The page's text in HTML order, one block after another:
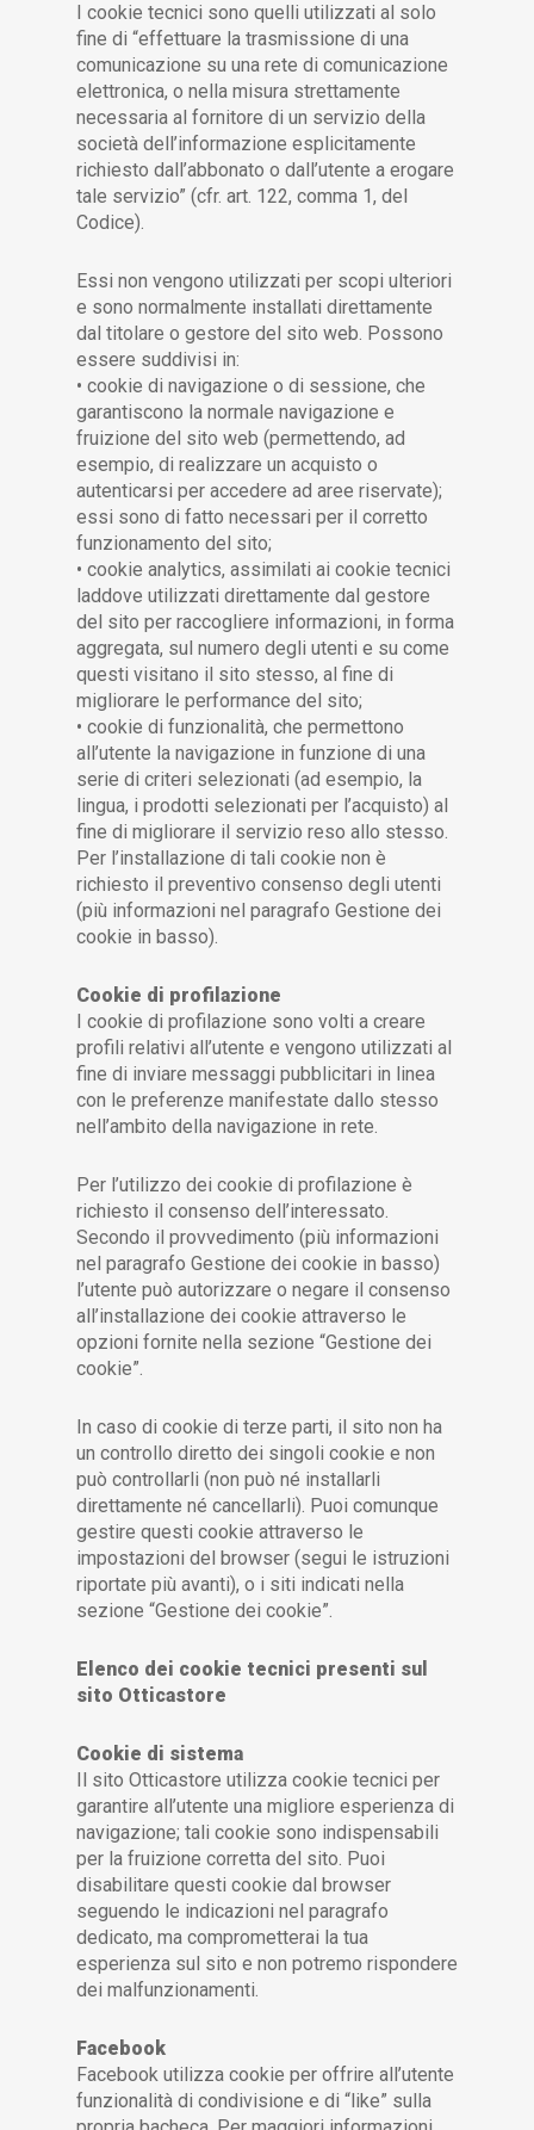
I cookie tecnici sono quelli utilizzati al solo
fine di “effettuare la trasmissione di una
comunicazione su una rete di comunicazione
elettronica, o nella misura strettamente
necessaria al fornitore di un servizio della
società dell’informazione esplicitamente
richiesto dall’abbonato o dall’utente a erogare
tale servizio” (cfr. art. 122, comma 1, del
Codice).
Essi non vengono utilizzati per scopi ulteriori
e sono normalmente installati direttamente
dal titolare o gestore del sito web. Possono
essere suddivisi in:
• cookie di navigazione o di sessione, che
garantiscono la normale navigazione e
fruizione del sito web (permettendo, ad
esempio, di realizzare un acquisto o
autenticarsi per accedere ad aree riservate);
essi sono di fatto necessari per il corretto
funzionamento del sito;
• cookie analytics, assimilati ai cookie tecnici
laddove utilizzati direttamente dal gestore
del sito per raccogliere informazioni, in forma
aggregata, sul numero degli utenti e su come
questi visitano il sito stesso, al fine di
migliorare le performance del sito;
• cookie di funzionalità, che permettono
all’utente la navigazione in funzione di una
serie di criteri selezionati (ad esempio, la
lingua, i prodotti selezionati per l’acquisto) al
fine di migliorare il servizio reso allo stesso.
Per l’installazione di tali cookie non è
richiesto il preventivo consenso degli utenti
(più informazioni nel paragrafo Gestione dei
cookie in basso).
Cookie di profilazione
I cookie di profilazione sono volti a creare
profili relativi all’utente e vengono utilizzati al
fine di inviare messaggi pubblicitari in linea
con le preferenze manifestate dallo stesso
nell’ambito della navigazione in rete.
Per l’utilizzo dei cookie di profilazione è
richiesto il consenso dell’interessato.
Secondo il provvedimento (più informazioni
nel paragrafo Gestione dei cookie in basso)
l’utente può autorizzare o negare il consenso
all’installazione dei cookie attraverso le
opzioni fornite nella sezione “Gestione dei
cookie”.
In caso di cookie di terze parti, il sito non ha
un controllo diretto dei singoli cookie e non
può controllarli (non può né installarli
direttamente né cancellarli). Puoi comunque
gestire questi cookie attraverso le
impostazioni del browser (segui le istruzioni
riportate più avanti), o i siti indicati nella
sezione “Gestione dei cookie”.
Elenco dei cookie tecnici presenti sul
sito Otticastore
Cookie di sistema
Il sito Otticastore utilizza cookie tecnici per
garantire all’utente una migliore esperienza di
navigazione; tali cookie sono indispensabili
per la fruizione corretta del sito. Puoi
disabilitare questi cookie dal browser
seguendo le indicazioni nel paragrafo
dedicato, ma comprometterai la tua
esperienza sul sito e non potremo rispondere
dei malfunzionamenti.
Facebook
Facebook utilizza cookie per offrire all’utente
funzionalità di condivisione e di “like” sulla